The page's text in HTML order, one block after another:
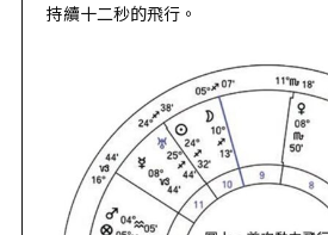
持續十二秒的飛行。